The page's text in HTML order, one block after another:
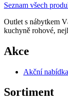
Seznam všech
Outlet s nábytkem
kuchyně rohové,
Akce
Akční nabídka
Sortiment